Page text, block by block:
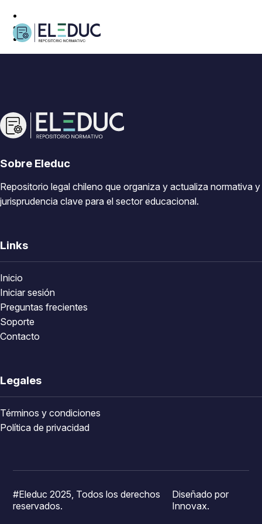
Sobre Eleduc
Repositorio legal chileno que organiza y actualiza normativa y
jurisprudencia clave para el sector educacional.
Links
Inicio
Iniciar sesión
Preguntas frecientes
Soporte
Contacto
Legales
Términos y condiciones
Política de privacidad
#Eleduc 2025, Todos los derechos
reservados.
Diseñado por
Innovax.